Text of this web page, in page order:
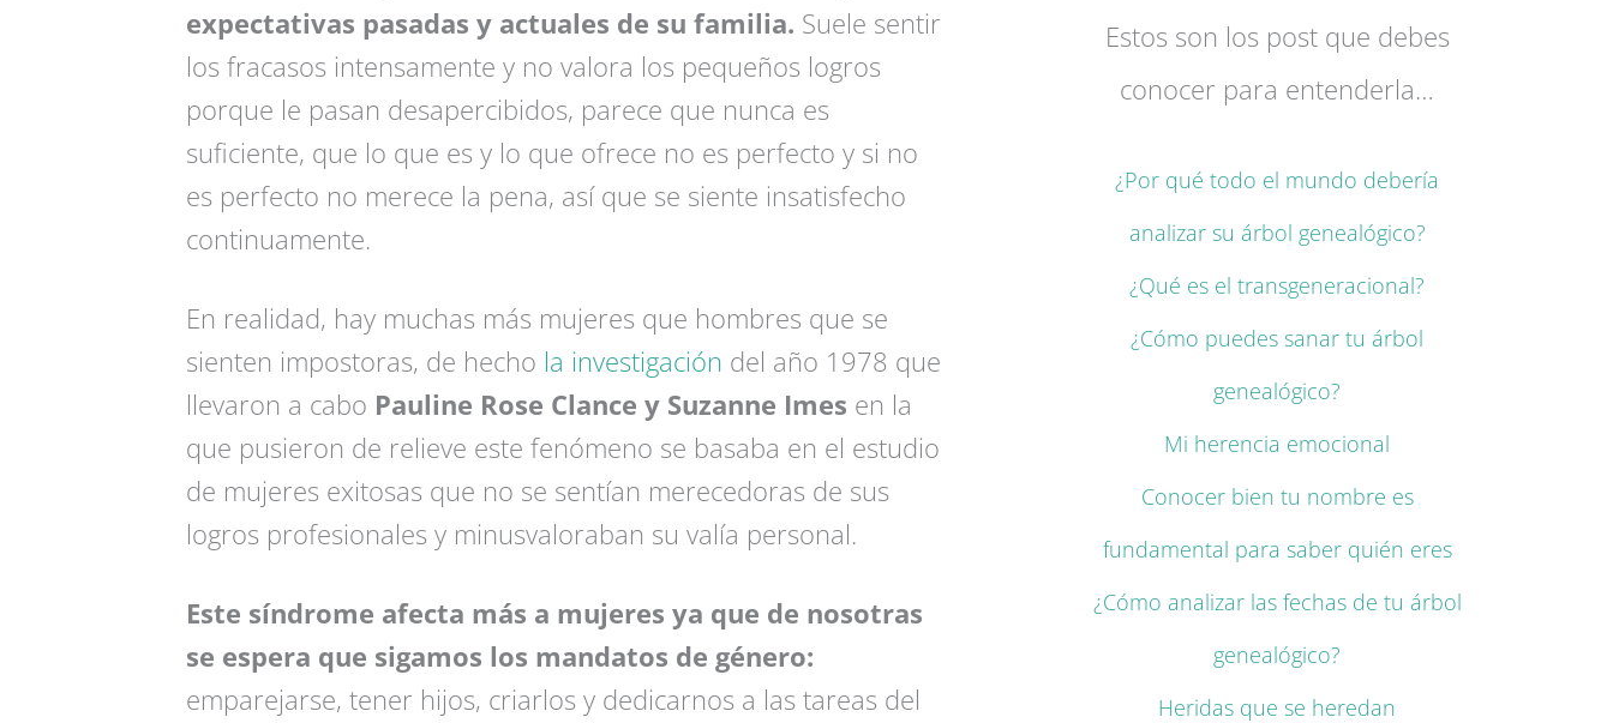
expectativas pasadas y actuales de su familia. Suele sentir
los fracasos intensamente y no valora los pequeños logros
porque le pasan desapercibidos, parece que nunca es
suficiente, que lo que es y lo que ofrece no es perfecto y si no
es perfecto no merece la pena, así que se siente insatisfecho
continuamente.
En realidad, hay muchas más mujeres que hombres que se
sienten impostoras, de hecho la investigación del año 1978 que
llevaron a cabo Pauline Rose Clance y Suzanne Imes en la
que pusieron de relieve este fenómeno se basaba en el estudio
de mujeres exitosas que no se sentían merecedoras de sus
logros profesionales y minusvaloraban su valía personal.
Este síndrome afecta más a mujeres ya que de nosotras
se espera que sigamos los mandatos de género:
emparejarse, tener hijos, criarlos y dedicarnos a las tareas del
Estos son los post que debes
conocer para entenderla…
¿Por qué todo el mundo debería
analizar su árbol genealógico?
¿Qué es el transgeneracional?
¿Cómo puedes sanar tu árbol
genealógico?
Mi herencia emocional
Conocer bien tu nombre es
fundamental para saber quién eres
¿Cómo analizar las fechas de tu árbol
genealógico?
Heridas que se heredan